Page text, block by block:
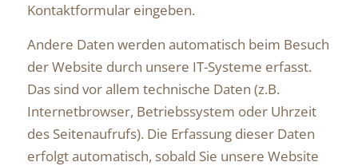
Kontaktformular eingeben.
Andere Daten werden automatisch beim Besuch
der Website durch unsere IT-Systeme erfasst.
Das sind vor allem technische Daten (z.B.
Internetbrowser, Betriebssystem oder Uhrzeit
des Seitenaufrufs). Die Erfassung dieser Daten
erfolgt automatisch, sobald Sie unsere Website